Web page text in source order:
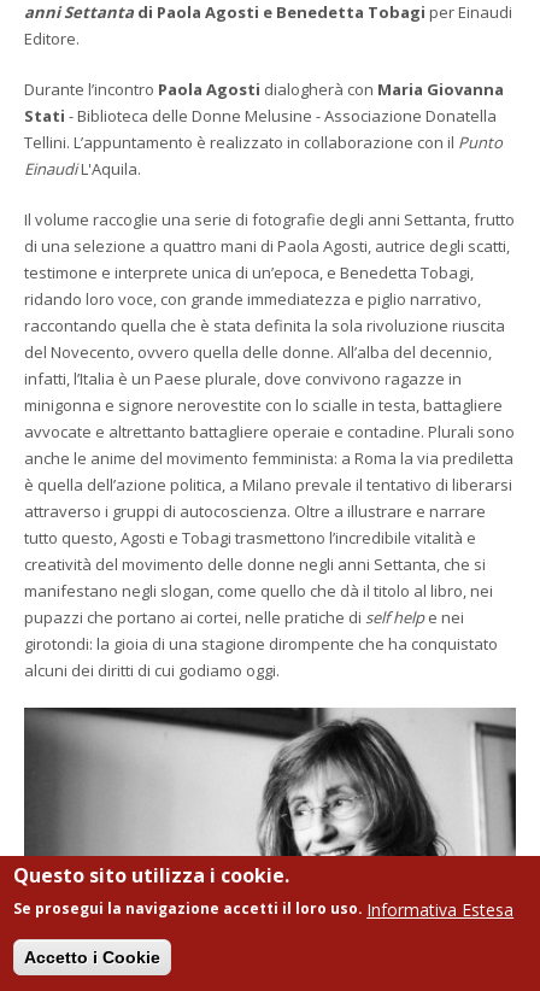
anni Settanta di Paola Agosti e Benedetta Tobagi per Einaudi
Editore.
Durante l’incontro Paola Agosti dialogherà con Maria Giovanna
Stati - Biblioteca delle Donne Melusine - Associazione Donatella
Tellini. L’appuntamento è realizzato in collaborazione con il Punto
EinaudiL'Aquila.
Il volume raccoglie una serie di fotografie degli anni Settanta, frutto
di una selezione a quattro mani di Paola Agosti, autrice degli scatti,
testimone e interprete unica di un’epoca, e Benedetta Tobagi,
ridando loro voce, con grande immediatezza e piglio narrativo,
raccontando quella che è stata definita la sola rivoluzione riuscita
del Novecento, ovvero quella delle donne. All’alba del decennio,
infatti, l’Italia è un Paese plurale, dove convivono ragazze in
minigonna e signore nerovestite con lo scialle in testa, battagliere
avvocate e altrettanto battagliere operaie e contadine. Plurali sono
anche le anime del movimento femminista: a Roma la via prediletta
è quella dell’azione politica, a Milano prevale il tentativo di liberarsi
attraverso i gruppi di autocoscienza. Oltre a illustrare e narrare
tutto questo, Agosti e Tobagi trasmettono l’incredibile vitalità e
creatività del movimento delle donne negli anni Settanta, che si
manifestano negli slogan, come quello che dà il titolo al libro, nei
pupazzi che portano ai cortei, nelle pratiche di self helpe nei
girotondi: la gioia di una stagione dirompente che ha conquistato
alcuni dei diritti di cui godiamo oggi.
Questo sito utilizza i cookie.
Se prosegui la navigazione accetti il loro uso. Informativa Estesa
Accetto i Cookie